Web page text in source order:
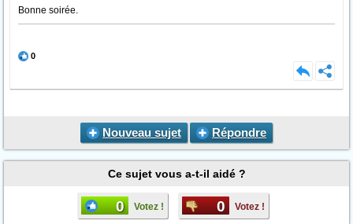
Bonne soirée.
0
Nouveau sujet Répondre
Ce sujet vous a-t-il aidé ?
0 Votez ! 0 Votez !